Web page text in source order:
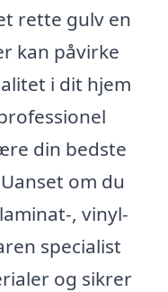
rette gulv en
kan påvirke
i dit hjem
din bedste
om du
, vinyl-
specialist
og sikrer